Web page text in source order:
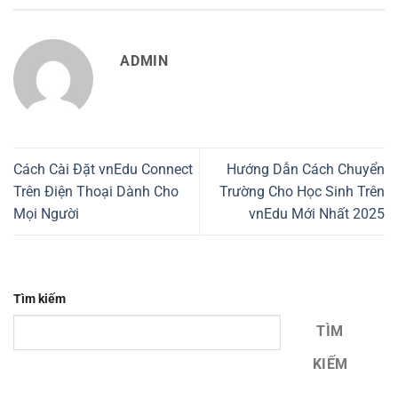
ADMIN
Cách Cài Đặt vnEdu Connect
Trên Điện Thoại Dành Cho
Mọi Người
Hướng Dẫn Cách Chuyển
Trường Cho Học Sinh Trên
vnEdu Mới Nhất 2025
Tìm kiếm
TÌM
KIẾM